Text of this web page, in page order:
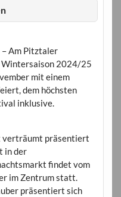
– Am Pitztaler
2024/25
mit einem
dem höchsten
inklusive.
verträumt präsentiert
in der
findet vom
im Zentrum statt.
präsentiert sich